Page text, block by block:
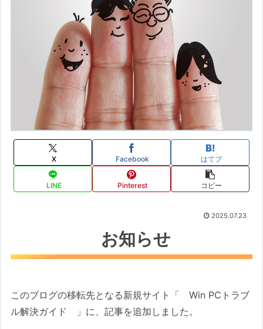
X Facebook はてブ
LINE Pinterest コピー
2025.07.23
お知らせ
このブログの移転先となる新規サイト「 Win PCトラブ
ル解決ガイド 」に、記事を追加しました。